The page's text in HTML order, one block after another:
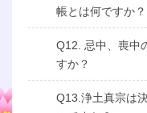
帳とは何ですか？
Q12. 忌中、喪中
すか？
Q13.浄土真宗は